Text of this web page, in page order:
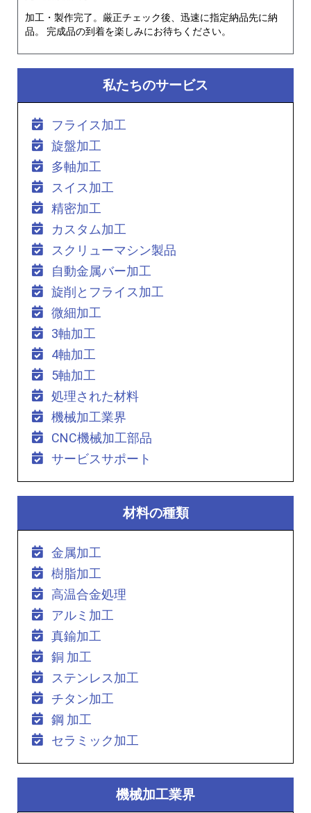
加工・製作完了。厳正チェック後、迅速に指定納品先に納
品。 完成品の到着を楽しみにお待ちください。
私たちのサービス
フライス加工
旋盤加工
多軸加工
スイス加工
精密加工
カスタム加工
スクリューマシン製品
自動金属バー加工
旋削とフライス加工
微細加工
3軸加工
4軸加工
5軸加工
処理された材料
機械加工業界
CNC機械加工部品
サービスサポート
材料の種類
金属加工
樹脂加工
高温合金処理
アルミ加工
真鍮加工
銅 加工
ステンレス加工
チタン加工
鋼 加工
セラミック加工
機械加工業界